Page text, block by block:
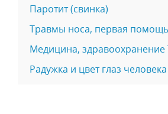
Паротит (свинка)
Травмы носа, первая
Медицина, здравоохранение
Радужка и цвет глаз человека